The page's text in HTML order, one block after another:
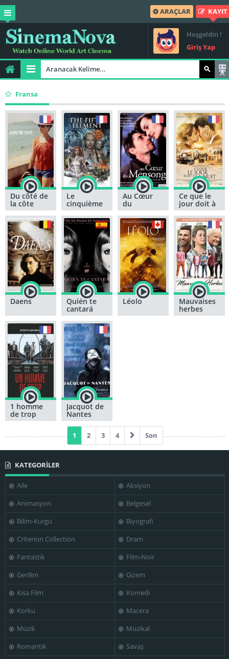
ARAÇLAR KAYIT
Hoşgeldin !
Giriş Yap
Fransa
Du côté de
la côte
Le
cinquième
élément
Au Cœur
du
Mensonge
Ce que le
jour doit à
la nuit
Daens Quién te
cantará
Léolo Mauvaises
herbes
1 homme
de trop
Jacquot de
Nantes
1 2 3 4 Son
KATEGORİLER
Aile
Aksiyon
Animasyon
Belgesel
Bilim-Kurgu
Biyografi
Criterion Collection
Dram
Fantastik
Film-Noir
Gerilim
Gizem
Kısa Film
Komedi
Korku
Macera
Müzik
Müzikal
Romantik
Savaş